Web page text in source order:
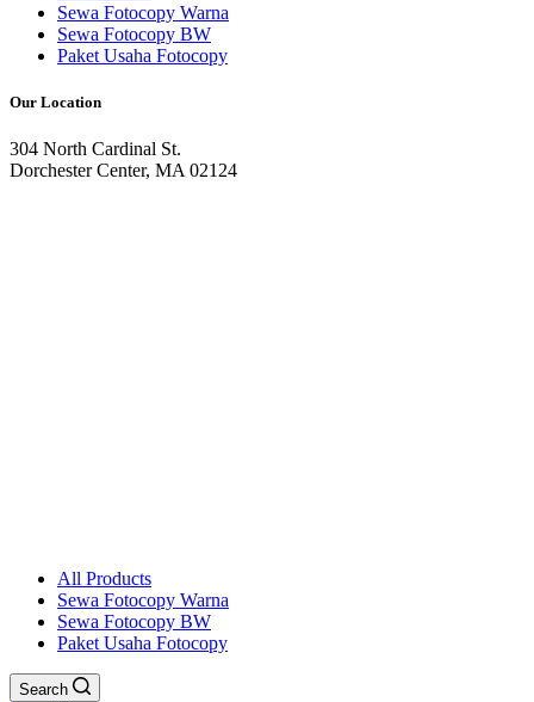
Sewa Fotocopy Warna
Sewa Fotocopy BW
Paket Usaha Fotocopy
Our Location
304 North Cardinal St.
Dorchester Center, MA 02124
All Products
Sewa Fotocopy Warna
Sewa Fotocopy BW
Paket Usaha Fotocopy
Search